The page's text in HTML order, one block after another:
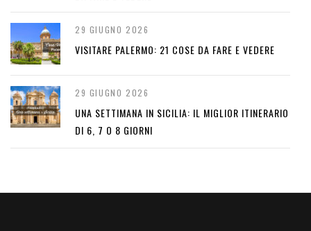
29 GIUGNO 2026
VISITARE PALERMO: 21 COSE DA FARE E VEDERE
29 GIUGNO 2026
UNA SETTIMANA IN SICILIA: IL MIGLIOR ITINERARIO
DI 6, 7 O 8 GIORNI